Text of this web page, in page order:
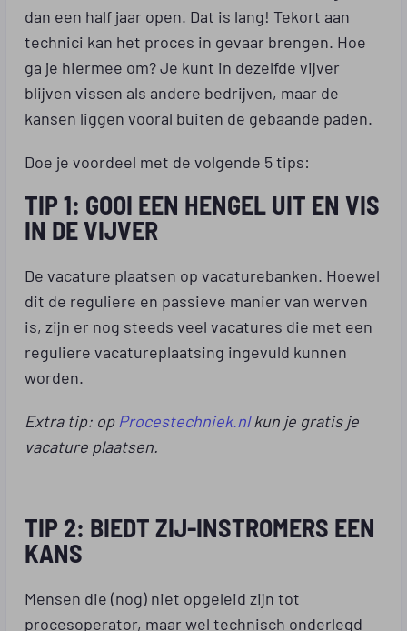
dan een half jaar open. Dat is lang! Tekort aan
technici kan het proces in gevaar brengen. Hoe
ga je hiermee om? Je kunt in dezelfde vijver
blijven vissen als andere bedrijven, maar de
kansen liggen vooral buiten de gebaande paden.
Doe je voordeel met de volgende 5 tips:
TIP 1: GOOI EEN HENGEL UIT EN VIS
IN DE VIJVER
De vacature plaatsen op vacaturebanken. Hoewel
dit de reguliere en passieve manier van werven
is, zijn er nog steeds veel vacatures die met een
reguliere vacatureplaatsing ingevuld kunnen
worden.
Extra tip: op Procestechniek.nlkun je gratis je
vacature plaatsen.
TIP 2: BIEDT ZIJ-INSTROMERS EEN
KANS
Mensen die (nog) niet opgeleid zijn tot
procesoperator, maar wel technisch onderlegd